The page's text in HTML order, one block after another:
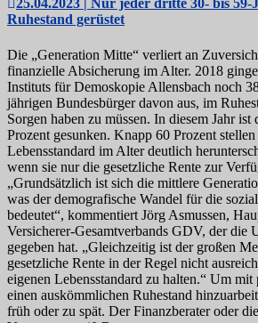
25.04.2023 | Nur jeder dritte 30- bis 59-
Ruhestand gerüstet
Die „Generation Mitte“ verliert an
finanzielle Absicherung im Alter. 2018
Instituts für Demoskopie Allensbach noch
jährigen Bundesbürger davon aus, im
Sorgen haben zu müssen. In diesem Jahr
Prozent gesunken. Knapp 60 Prozent
Lebensstandard im Alter deutlich
wenn sie nur die gesetzliche Rente zur
„Grundsätzlich ist sich die mittlere
was der demografische Wandel für die
bedeutet“, kommentiert Jörg Asmussen,
Versicherer-Gesamtverbands GDV, der die
gegeben hat. „Gleichzeitig ist der großen
gesetzliche Rente in der Regel nicht
eigenen Lebensstandard zu halten.“ Um
einen auskömmlichen Ruhestand
früh oder zu spät. Der Finanzberater oder